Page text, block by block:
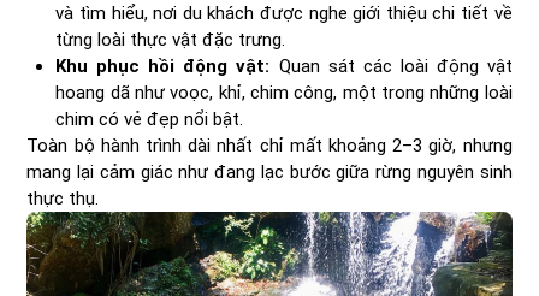
và tìm hiểu, nơi du khách được nghe giới thiệu chi tiết về
từng loài thực vật đặc trưng.
Khu phục hồi động vật: Quan sát các loài động vật
hoang dã như voọc, khỉ, chim công, một trong những loài
chim có vẻ đẹp nổi bật.
Toàn bộ hành trình dài nhất chỉ mất khoảng 2–3 giờ, nhưng
mang lại cảm giác như đang lạc bước giữa rừng nguyên sinh
thực thụ.